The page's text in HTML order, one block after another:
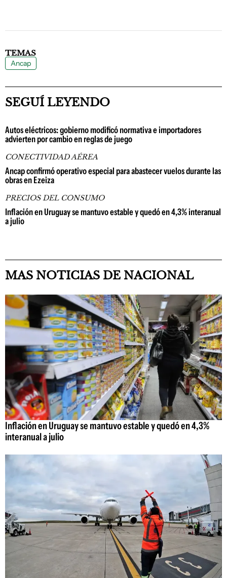
TEMAS
Ancap
SEGUÍ LEYENDO
Autos eléctricos: gobierno modificó normativa e importadores
advierten por cambio en reglas de juego
CONECTIVIDAD AÉREA
Ancap confirmó operativo especial para abastecer vuelos durante las
obras en Ezeiza
PRECIOS DEL CONSUMO
Inflación en Uruguay se mantuvo estable y quedó en 4,3% interanual
a julio
MAS NOTICIAS DE NACIONAL
Inflación en Uruguay se mantuvo estable y quedó en 4,3%
interanual a julio